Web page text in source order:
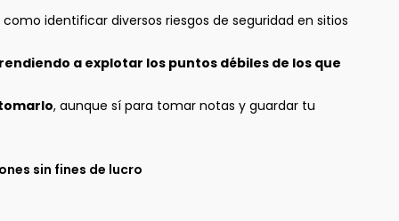
identificar diversos riesgos de seguridad en sitios
a explotar los puntos débiles de los que
, aunque sí para tomar notas y guardar tu
sin fines de lucro